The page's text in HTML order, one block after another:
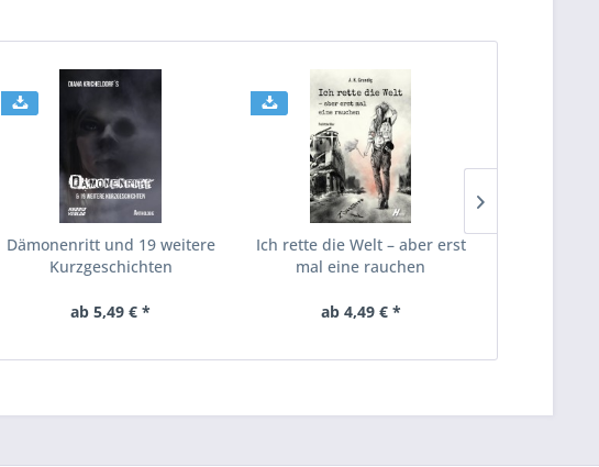
Dämonenritt und 19 weitere
Kurzgeschichten
ab 5,49 € *
Ich rette die Welt – aber erst
mal eine rauchen
ab 4,49 € *